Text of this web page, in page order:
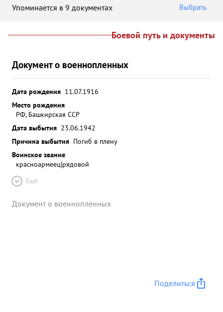
Упоминается в 9 документах Выбрать
Боевой путь и документы
Документ о военнопленных
Дата рождения 11.07.1916
Место рождения
РФ, Башкирская ССР
Дата выбытия 23.06.1942
Причина выбытия Погиб в плену
Воинское звание
красноармеец|рядовой
Ещё
Документ о военнопленных
Поделиться